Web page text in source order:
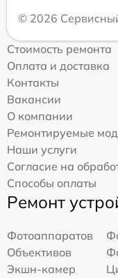
© 2026
Стоимость ремонта
Оплата и доставка
Контакты
Вакансии
О компании
Ремонтируемые
Наши услуги
Согласие на
Способы оплаты
Ремонт
Фотоаппаратов
Объективов
Экшн-камер